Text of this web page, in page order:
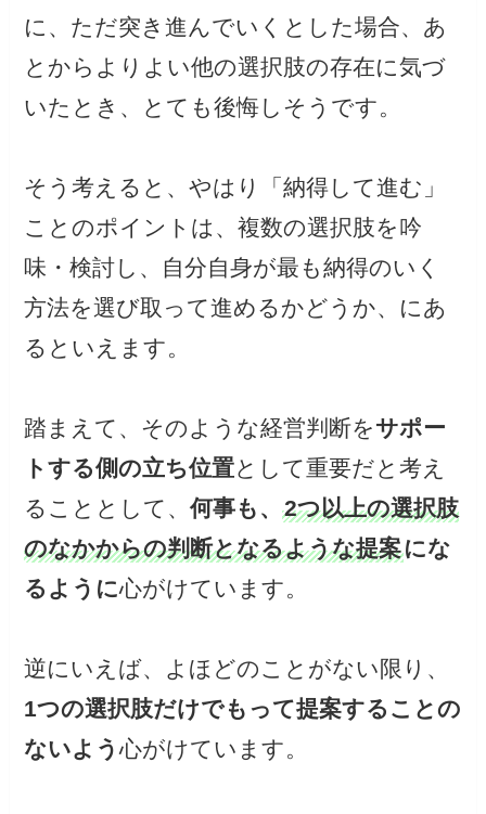
に、ただ突き進んでいくとした場合、あ
とからよりよい他の選択肢の存在に気づ
いたとき、とても後悔しそうです。
そう考えると、やはり「納得して進む」
ことのポイントは、複数の選択肢を吟
味・検討し、自分自身が最も納得のいく
方法を選び取って進めるかどうか、にあ
るといえます。
踏まえて、そのような経営判断をサポー
トする側の立ち位置として重要だと考え
ることとして、何事も、2つ以上の選択肢
のなかからの判断となるような提案にな
るように心がけています。
逆にいえば、よほどのことがない限り、
1つの選択肢だけでもって提案することの
ないよう心がけています。